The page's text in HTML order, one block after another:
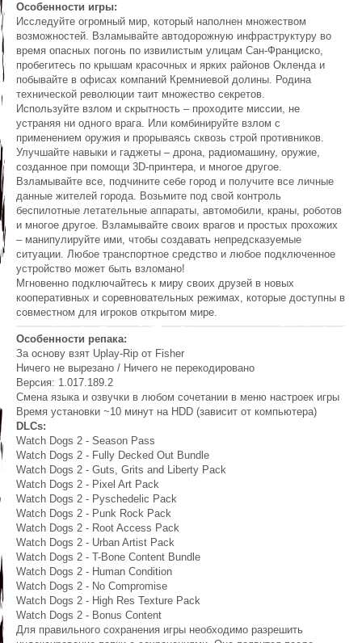
Особенности игры:
Исследуйте огромный мир, который наполнен множеством
возможностей. Взламывайте автодорожную инфраструктуру во
время опасных погонь по извилистым улицам Сан-Франциско,
пробегитесь по крышам красочных и ярких районов Окленда и
побывайте в офисах компаний Кремниевой долины. Родина
технической революции таит множество секретов.
Используйте взлом и скрытность – проходите миссии, не
устраняя ни одного врага. Или комбинируйте взлом с
применением оружия и прорываясь сквозь строй противников.
Улучшайте навыки и гаджеты – дрона, радиомашину, оружие,
созданное при помощи 3D-принтера, и многое другое.
Взламывайте все, подчините себе город и получите все личные
данные жителей города. Возьмите под свой контроль
беспилотные летательные аппараты, автомобили, краны, роботов
и многое другое. Взламывайте своих врагов и простых прохожих
– манипулируйте ими, чтобы создавать непредсказуемые
ситуации. Любое транспортное средство и любое подключенное
устройство может быть взломано!
Мгновенно подключайтесь к миру своих друзей в новых
кооперативных и соревновательных режимах, которые доступны в
совместном для игроков открытом мире.
Особенности репака:
За основу взят Uplay-Rip от Fisher
Ничего не вырезано / Ничего не перекодировано
Версия: 1.017.189.2
Смена языка и озвучки в любом сочетании в меню настроек игры
Время установки ~10 минут на HDD (зависит от компьютера)
DLCs:
Watch Dogs 2 - Season Pass
Watch Dogs 2 - Fully Decked Out Bundle
Watch Dogs 2 - Guts, Grits and Liberty Pack
Watch Dogs 2 - Pixel Art Pack
Watch Dogs 2 - Pyschedelic Pack
Watch Dogs 2 - Punk Rock Pack
Watch Dogs 2 - Root Access Pack
Watch Dogs 2 - Urban Artist Pack
Watch Dogs 2 - T-Bone Content Bundle
Watch Dogs 2 - Human Condition
Watch Dogs 2 - No Compromise
Watch Dogs 2 - High Res Texture Pack
Watch Dogs 2 - Bonus Content
Для правильного сохранения игры необходимо разрешить